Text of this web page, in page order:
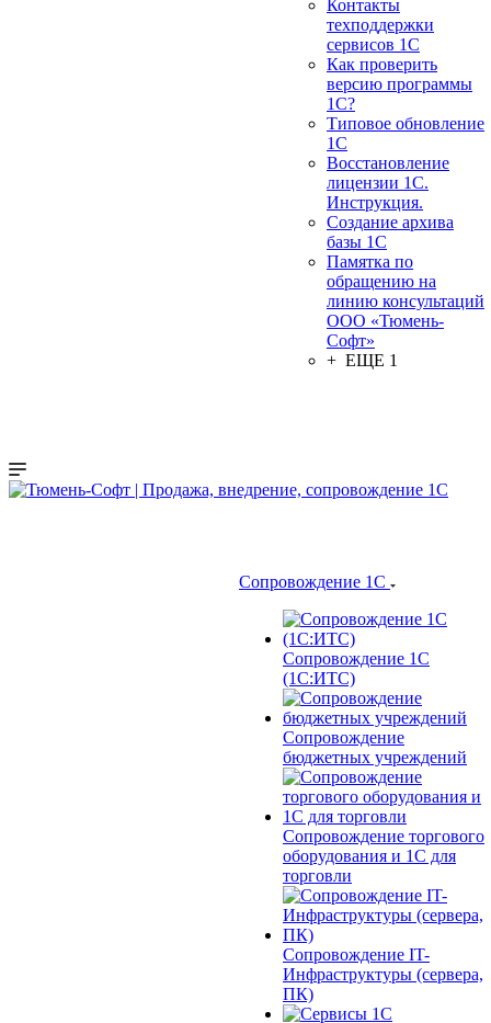
Контакты
техподдержки
сервисов 1С
Как проверить
версию программы
1С?
Типовое обновление
1С
Восстановление
лицензии 1С.
Инструкция.
Создание архива
базы 1С
Памятка по
обращению на
линию консультаций
ООО «Тюмень-
Софт»
+ ЕЩЕ 1
Сопровождение 1С
Сопровождение 1С
(1С:ИТС)
Сопровождение
бюджетных учреждений
Сопровождение торгового
оборудования и 1С для
торговли
Сопровождение IT-
Инфраструктуры (сервера,
ПК)